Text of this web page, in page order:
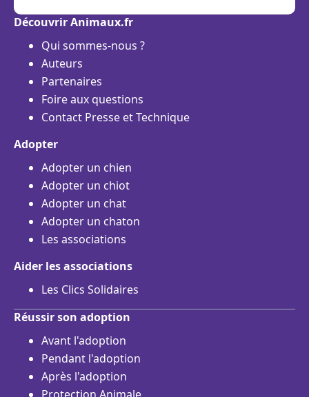
Découvrir Animaux.fr
Qui sommes-nous ?
Auteurs
Partenaires
Foire aux questions
Contact Presse et Technique
Adopter
Adopter un chien
Adopter un chiot
Adopter un chat
Adopter un chaton
Les associations
Aider les associations
Les Clics Solidaires
Réussir son adoption
Avant l'adoption
Pendant l'adoption
Après l'adoption